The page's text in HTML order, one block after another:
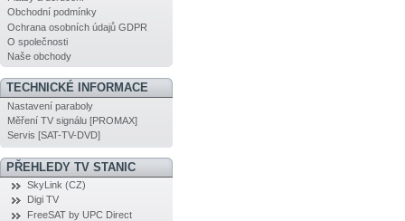
Obchodní podmínky
Ochrana osobních údajů GDPR
O společnosti
Naše obchody
TECHNICKÉ INFORMACE
Nastavení paraboly
Měření TV signálu [PROMAX]
Servis [SAT-TV-DVD]
PŘEHLEDY TV STANIC
SkyLink (CZ)
Digi TV
FreeSAT by UPC Direct